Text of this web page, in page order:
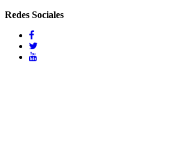
Redes Sociales